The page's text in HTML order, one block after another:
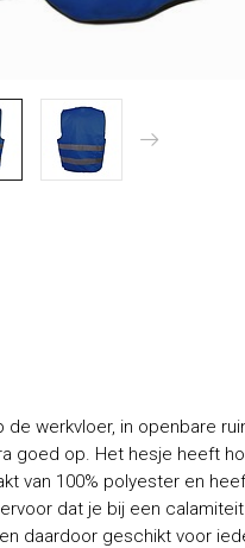
de werkvloer, in openbare
goed op. Het hesje heeft
van 100% polyester en
dat je bij een
daardoor geschikt voor